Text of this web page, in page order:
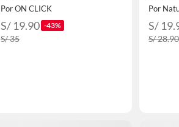
Por ON CLICK
S/ 19.90 -43%
S/ 35
Por
S/
S/ 28.90